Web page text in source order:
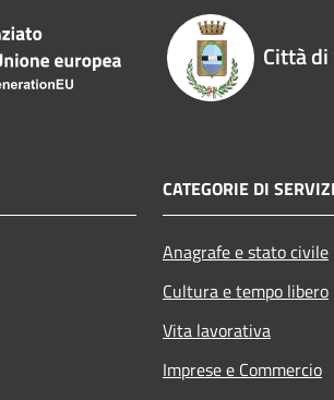
Città
CATEGORIE DI
Anagrafe e stato civile
Cultura e tempo libero
Vita lavorativa
Imprese e Commercio